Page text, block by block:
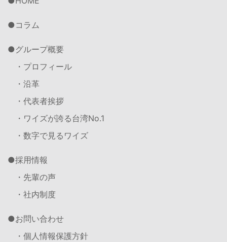
コラム
グループ概要
・プロフィール
・沿革
・代表者挨拶
・ワイズが誇る台湾No.1
・数字で見るワイズ
採用情報
・先輩の声
・社内制度
お問い合わせ
・個人情報保護方針